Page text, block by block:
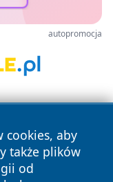
autopromocja
cookies, aby
także plików
od